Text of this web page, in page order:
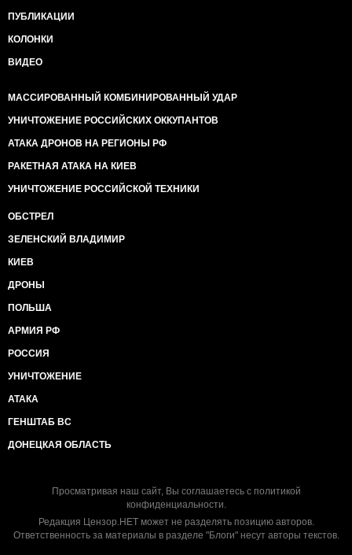
ПУБЛИКАЦИИ
КОЛОНКИ
ВИДЕО
МАССИРОВАННЫЙ КОМБИНИРОВАННЫЙ УДАР
УНИЧТОЖЕНИЕ РОССИЙСКИХ ОККУПАНТОВ
АТАКА ДРОНОВ НА РЕГИОНЫ РФ
РАКЕТНАЯ АТАКА НА КИЕВ
УНИЧТОЖЕНИЕ РОССИЙСКОЙ ТЕХНИКИ
ОБСТРЕЛ
ЗЕЛЕНСКИЙ ВЛАДИМИР
КИЕВ
ДРОНЫ
ПОЛЬША
АРМИЯ РФ
РОССИЯ
УНИЧТОЖЕНИЕ
АТАКА
ГЕНШТАБ ВС
ДОНЕЦКАЯ ОБЛАСТЬ
Просматривая наш сайт, Вы соглашаетесь с политикой
конфиденциальности.
Редакция Цензор.НЕТ может не разделять позицию авторов.
Ответственность за материалы в разделе "Блоги" несут авторы текстов.